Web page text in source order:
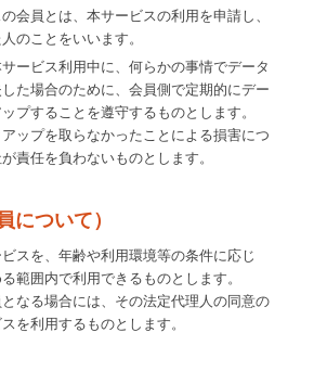
会員とは、本サービスの利用を申請し、
のことをいいます。
ービス利用中に、何らかの事情でデータ
た場合のために、会員側で定期的にデー
プすることを遵守するものとします。
ップを取らなかったことによる損害につ
責任を負わないものとします。
について）
スを、年齢や利用環境等の条件に応じ
範囲内で利用できるものとします。
なる場合には、その法定代理人の同意の
を利用するものとします。